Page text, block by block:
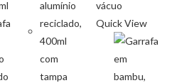
Quick View